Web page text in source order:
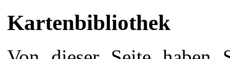
Kartenbibliothek